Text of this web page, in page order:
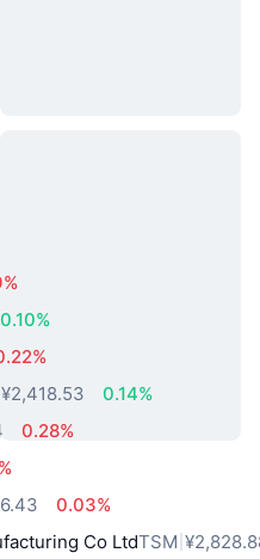
0.10%
¥2,418.53
0.14%
0.28%
0.03%
Co LtdTSM